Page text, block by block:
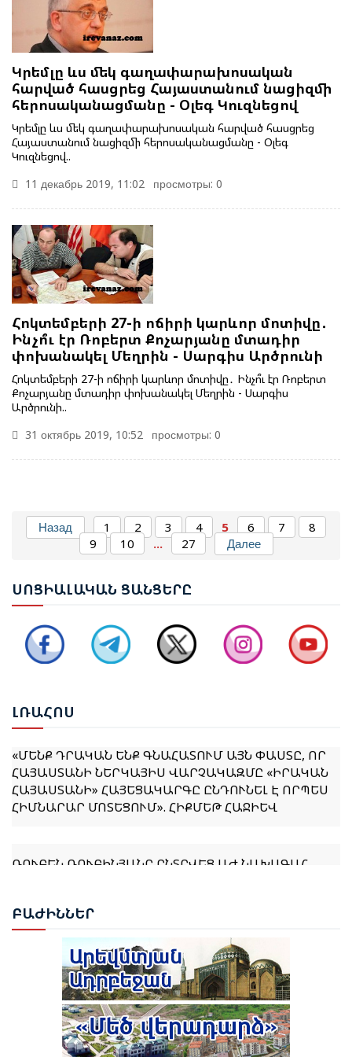
Կրեմլը ևս մեկ գաղափարախոսական
հարված հասցրեց Հայաստանում նացիզմի
հերոսականացմանը - Օլեգ Կուզնեցով
Կրեմլը ևս մեկ գաղափարախոսական հարված հասցրեց
Հայաստանում նացիզմի հերոսականացմանը - Օլեգ
Կուզնեցով..
11 декабрь 2019, 11:02
просмотры: 0
Հոկտեմբերի 27-ի ոճիրի կարևոր մոտիվը․
Ինչո՞ւ էր Ռոբերտ Քոչարյանը մտադիր
փոխանակել Մեղրին - Սարգիս Արծրունի
Հոկտեմբերի 27-ի ոճիրի կարևոր մոտիվը․ Ինչո՞ւ էր Ռոբերտ
Քոչարյանը մտադիր փոխանակել Մեղրին - Սարգիս
Արծրունի..
31 октябрь 2019, 10:52
просмотры: 0
Назад 1 2 3 4 5 6 7
8
9
10 ... 27 Далее
ՍՈՑԻԱԼԱԿԱՆ ՑԱՆՑԵՐԸ
ԼՌԱՀՈՍ
ՊԱՇՏՈՆԱԿԱՆ ԱՅՑՈՎ ԺԱՄԱՆԵԼ Է ՈՒԿՐԱԻՆԱ
ՎԵՐԱԿԱՆԳՆՄԱՆ ՀԱՐՑԵՐՈՎ ՀԱՅԱՍՏԱՆ-ԹՈՒՐՔԻԱ
ԱՇԽԱՏԱՆՔԱՅԻՆ ԽՄԲԻ ՀԱՆԴԻՊՈՒՄԸ
ՔՆՆԱՐԿՎԵԼ Է ՀՀ ԿԱՌԱՎԱՐՈՒԹՅԱՆ 2026–2031
ՀԱՅԱՍՏԱՆԻ ՆԵՐԿԱՅԻՍ ՎԱՐՉԱԿԱԶՄԸ «ԻՐԱԿԱՆ
ՀԱՅԱՍՏԱՆԻ» ՀԱՅԵՑԱԿԱՐԳԸ ԸՆԴՈՒՆԵԼ Է ՈՐՊԵՍ
ՀԻՄՆԱՐԱՐ ՄՈՏԵՑՈՒՄ». ՀԻՔՄԵԹ ՀԱՋԻԵՎ
ՆԱԽԱԳԱՀ ՎԱՀԱԳՆ ԽԱՉԱՏՈՒՐՅԱՆԸ ՍՏՈՐԱԳՐԵՑ
ՆԻԿՈԼ ՓԱՇԻՆՅԱՆԻՆ ՎԱՐՉԱՊԵՏ ՆՇԱՆԱԿԵԼՈՒ
ՄԱՍԻՆ ՀՐԱՄԱՆԱԳԻՐԸ
ԻԼՀԱՄ ԱԼԻԵՎ. ԿԵՆՏՐՈՆԱԿԱՆ ԱՍԻԱՅԻ ԵՐԿՐՆԵՐԻ
ՀԵՏ ՀԱՐԱԲԵՐՈՒԹՅՈՒՆՆԵՐԸ ԱԴՐԲԵՋԱՆԻ
ԱՐՏԱՔԻՆ ՔԱՂԱՔԱԿԱՆՈՒԹՅԱՆ ՀԻՄՆԱԿԱՆ
ԱՌԱՋՆԱՀԵՐԹՈՒԹՅՈՒՆՆԵՐԻՑ ՄԵԿՆ ԵՆ
ԲԱԺԻՆՆԵՐ